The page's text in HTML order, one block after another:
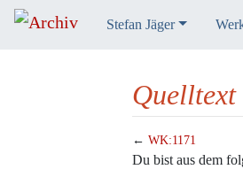
Stefan Jäger
Quelltext
← WK:1171
Wechseln zu:
Du bist aus dem